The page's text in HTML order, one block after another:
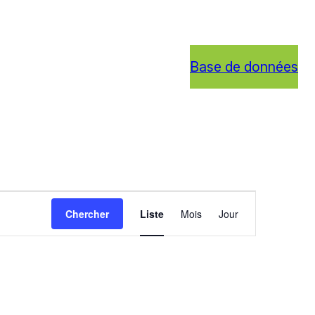
Base de données
Chercher
de
vues
Liste Mois Jour